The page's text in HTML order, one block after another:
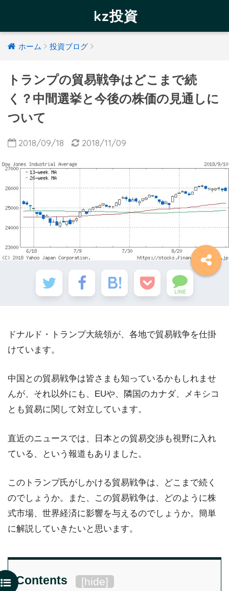
kz投資
ホーム 投資ブログ
トランプの貿易戦争はどこまで続
く？中間選挙と今後の株価の見通しに
ついて
2018/09/18 2018/11/09
LINE
ドナルド・トランプ大統領が、各地で貿易戦争を仕掛
けています。
中国との貿易戦争は皆さまも知っているかもしれませ
んが、それ以外にも、EUや、隣国のカナダ、メキシコ
とも貿易に関して対立しています。
直近のニュースでは、日本との貿易交渉も視野に入れ
ている、という報道もありました。
このトランプ氏がしかける貿易戦争は、どこまで続く
のでしょうか。また、この貿易戦争は、どのように株
式市場、世界経済に影響を与えるのでしょうか。簡単
に解説していきたいと思います。
Contents [hide]